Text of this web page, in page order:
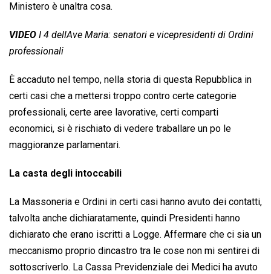
Ministero è unaltra cosa.
VIDEO I 4 dellAve Maria: senatori e vicepresidenti di Ordini
professionali
È accaduto nel tempo, nella storia di questa Repubblica in
certi casi che a mettersi troppo contro certe categorie
professionali, certe aree lavorative, certi comparti
economici, si è rischiato di vedere traballare un po le
maggioranze parlamentari.
La casta degli intoccabili
La Massoneria e Ordini in certi casi hanno avuto dei contatti,
talvolta anche dichiaratamente, quindi Presidenti hanno
dichiarato che erano iscritti a Logge. Affermare che ci sia un
meccanismo proprio dincastro tra le cose non mi sentirei di
sottoscriverlo. La Cassa Previdenziale dei Medici ha avuto